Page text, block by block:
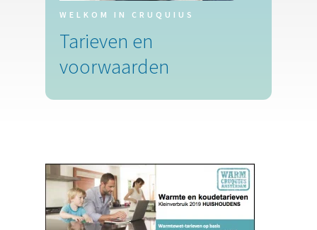
WELKOM IN CRUQUIUS
Tarieven en
voorwaarden